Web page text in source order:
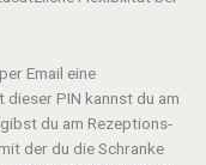
Email eine
PIN kannst du am
du am Rezeptions-
der du die Schranke